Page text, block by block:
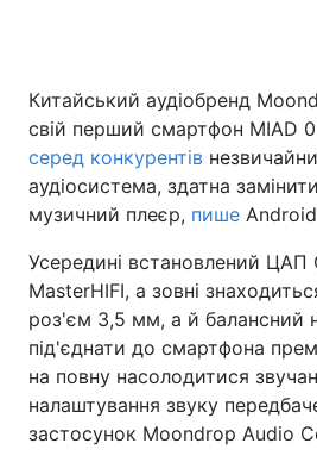
Китайський аудіобренд
свій перший смартфон MIAD
серед конкурентів
аудіосистема, здатна
музичний плеєр, пише
Усередині встановлений ЦАП
MasterHIFI, а зовні
роз'єм 3,5 мм, а й балансний
під'єднати до смартфона
на повну насолодитися
налаштування звуку
застосунок Moondrop Audio